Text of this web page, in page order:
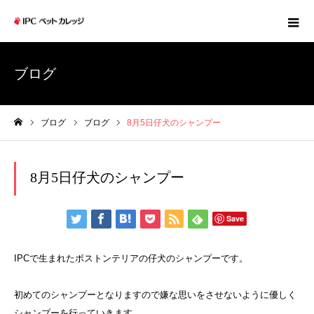
ブログ
ブログ ブログ 8月5日仔犬のシャンプー
8月5日仔犬のシャンプー
Save
IPCで生まれたボストンテリアの仔犬のシャンプーです。
初めてのシャンプーとなりますので嫌な思いをさせないように優しく